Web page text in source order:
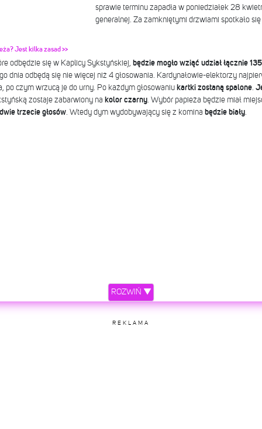
sprawie terminu zapadła w poniedziałek 28
generalnej. Za zamkniętymi drzwiami spotkało
Jest kilka zasad >>
odbędzie się w Kaplicy Sykstyńskiej, będzie mogło wziąć udział łącznie
dnia odbędą się nie więcej niż 4 głosowania. Kardynałowie-elektorzy
po czym wrzucą je do urny. Po każdym głosowaniu kartki zostaną spalone.
zostaje zabarwiony na kolor czarny. Wybór papieża będzie miał
trzecie głosów. Wtedy dym wydobywający się z komina będzie biały.
ROZWIŃ ▼
REKLAMA